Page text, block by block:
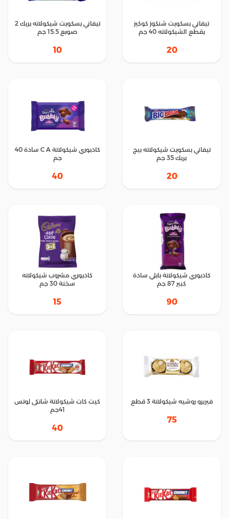
تيفاني بسكويت شنكوز كوكيز
بقطع الشيكولاته 40 جم
20
تيفاني بسكويت شيكولاته بريك 2
صوبع 15.5 جم
10
تيفاني بسكويت شيكولاته بيج
بريك 35 جم
20
كادبوري شيكولاتة C A سادة 40
جم
40
كادبوري شيكولاتة بابلي سادة
كبير 87 جم
90
كادبوري مشروب شيكولاته
سخنة 30 جم
15
فيريرو روشيه شيكولاتة 3 قطع
75
كيت كات شيكولاتة شانكى لوتس
41جم
40